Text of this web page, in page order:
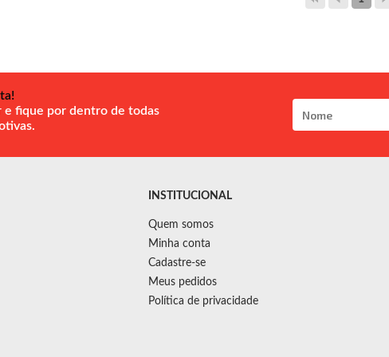
e fique por dentro de todas
INSTITUCIONAL
Quem somos
Minha conta
Cadastre-se
Meus pedidos
Política de privacidade